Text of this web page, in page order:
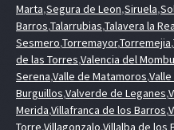
Marta,Segura de Leon,Siruela,
Barros,Talarrubias,Talavera la
Sesmero,Torremayor,Torremejia,
de las Torres,Valencia del
Serena,Valle de Matamoros,
Burguillos,Valverde de Leganes,
Merida,Villafranca de los Barros,
Torre,Villagonzalo,Villalba de los